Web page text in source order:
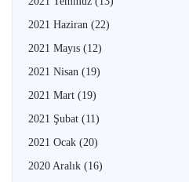
2021 Haziran (22)
2021 Mayıs (12)
2021 Nisan (19)
2021 Mart (19)
2021 Şubat (11)
2021 Ocak (20)
2020 Aralık (16)